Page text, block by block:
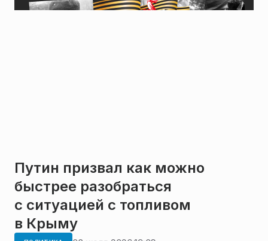
Путин призвал как можно
быстрее разобраться
с ситуацией с топливом
в Крыму